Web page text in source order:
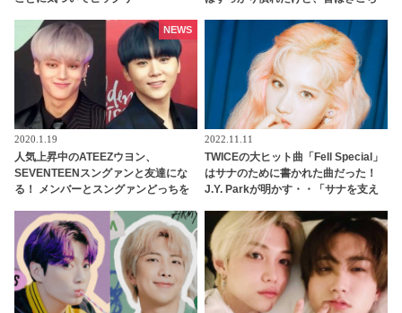
2020.1.19
人気上昇中のATEEZウヨン、
SEVENTEENスングァンと友達にな
る！ メンバーとスングァンどっちを
NEWS
2022.11.11
TWICEの大ヒット曲「Fell Special」
はサナのために書かれた曲だった！
J.Y. Parkが明かす・・「サナを支え
彼女たちの友情に敬意を表す